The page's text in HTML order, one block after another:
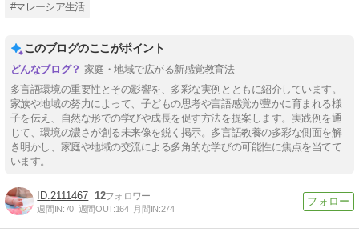
#マレーシア生活
このブログのここがポイント
家庭・地域で広がる新感覚教育法
多言語環境の重要性とその影響を、多彩な実例とともに紹介しています。
家族や地域の努力によって、子どもの思考や言語感覚が豊かに育まれる様
子を伝え、自然な形での学びや成長を促す方法を提案します。実践例を通
じて、環境の濃さが創る未来像を鋭く掲示。多言語教養の多彩な側面を解
き明かし、家庭や地域の交流による多角的な学びの可能性に焦点を当てて
います。
2111467 12
週間IN:70 週間OUT:164 月間IN:274